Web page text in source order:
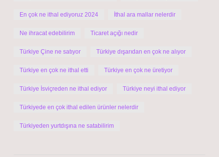
En çok ne ithal ediyoruz 2024 İthal ara mallar nelerdir
Ne ihracat edebilirim Ticaret açığı nedir
Türkiye Çine ne satıyor Türkiye dışarıdan en çok ne alıyor
Türkiye en çok ne ithal etti Türkiye en çok ne üretiyor
Türkiye İsviçreden ne ithal ediyor Türkiye neyi ithal ediyor
Türkiyede en çok ithal edilen ürünler nelerdir
Türkiyeden yurtdışına ne satabilirim